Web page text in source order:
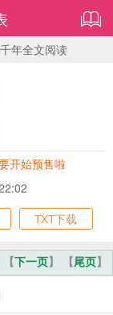
年全文阅读
开始预售啦
TXT下载
【下一页】 【尾页】